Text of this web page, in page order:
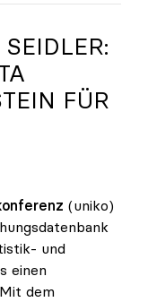
FÜR
(uniko)
und
einen
dem